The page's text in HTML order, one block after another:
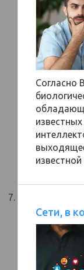
Согласно
Сети, в